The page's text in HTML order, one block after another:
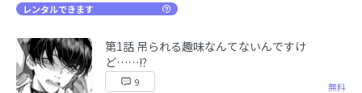
レンタルできます
第1話 吊られる趣味なんてないんですけ
ど……!?
9 無料